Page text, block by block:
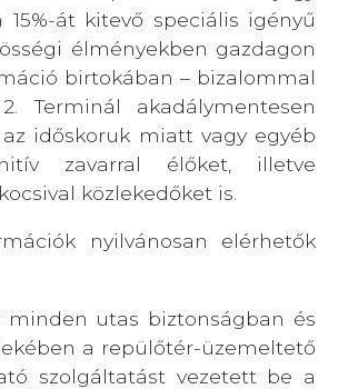
át kitevő speciális igényű
élményekben gazdagon
birtokában – bizalommal
Terminál akadálymentesen
időskoruk miatt vagy egyéb
zavarral élőket, illetve
közlekedőket is.
nyilvánosan elérhetők
utas biztonságban és
a repülőtér-üzemeltető
szolgáltatást vezetett be a